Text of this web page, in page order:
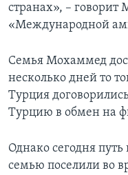
странах», – говорит
«Международной
Семья Мохаммед
несколько дней то
Турция
Турцию в обмен на
Однако сегодня
семью поселили во